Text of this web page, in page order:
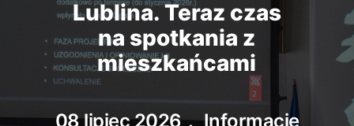
Lublina. Teraz czas
na spotkania z
mieszkańcami
08 lipiec 2026 Informacje